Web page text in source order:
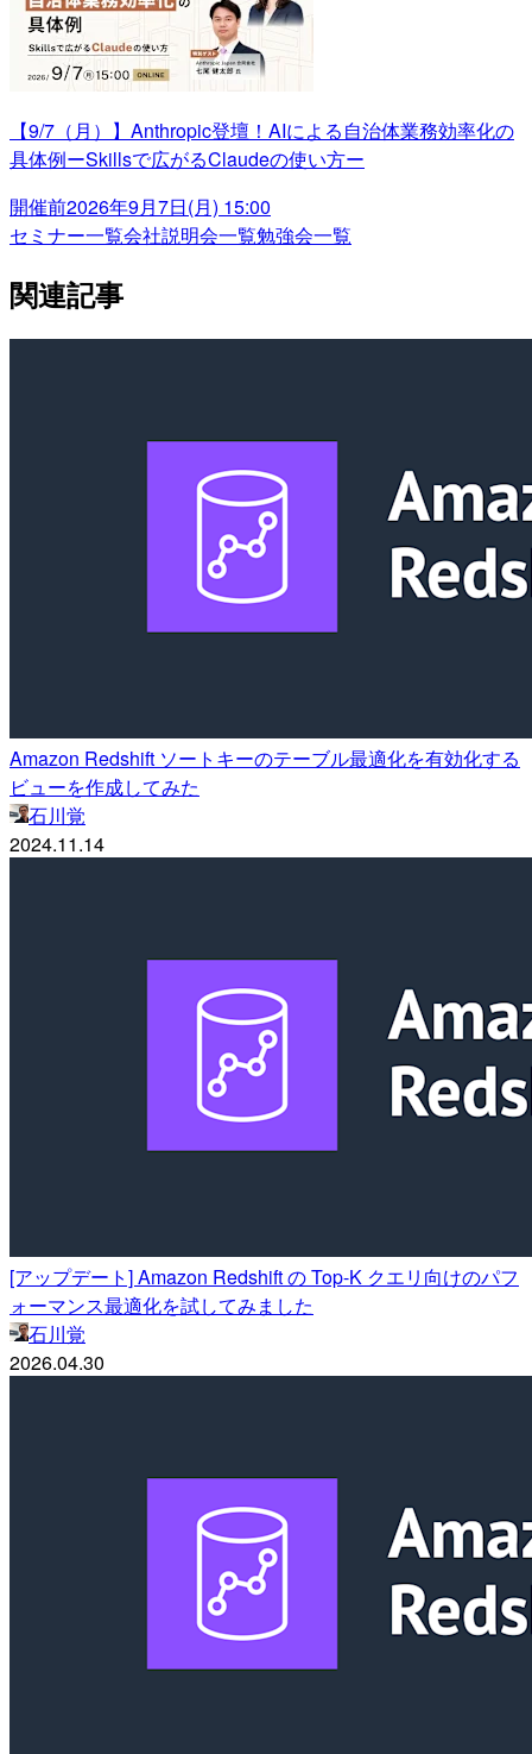
【9/7（月）】Anthropic登壇！AIによる自治体業務効率化の
具体例ーSkillsで広がるClaudeの使い方ー
開催前2026年9月7日(月) 15:00
セミナー一覧会社説明会一覧勉強会一覧
関連記事
Amazon Redshift ソートキーのテーブル最適化を有効化する
ビューを作成してみた
石川覚
2024.11.14
[アップデート] Amazon Redshift の Top-K クエリ向けのパフ
ォーマンス最適化を試してみました
石川覚
2026.04.30